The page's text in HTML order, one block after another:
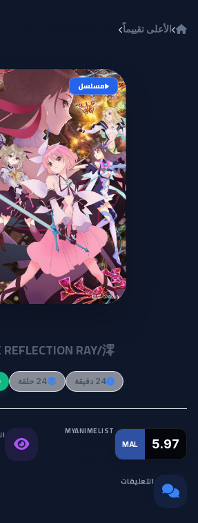
الأعلى تقييماً
مسلسل
Reflection Ray
REFLECTION RAY/澪
24 دقيقة 24 حلقة
MAL 5.97
MYANIMELIST
التعليقات